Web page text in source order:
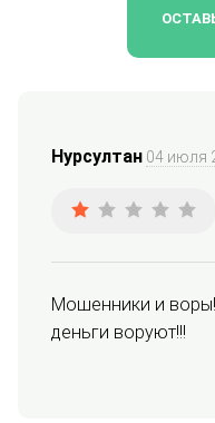
Нурсултан 04 июля
Мошенники и воры!
деньги воруют!!!